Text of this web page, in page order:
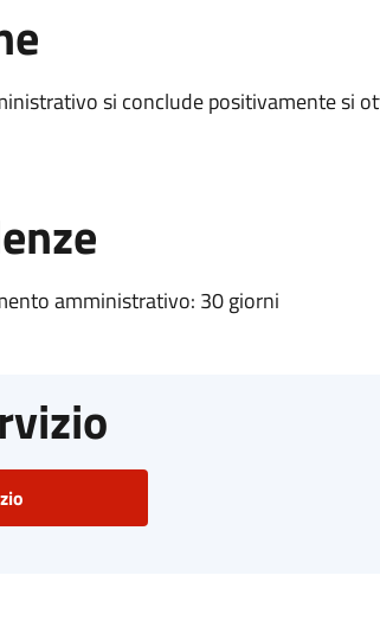
si conclude positivamente si
amministrativo: 30 giorni